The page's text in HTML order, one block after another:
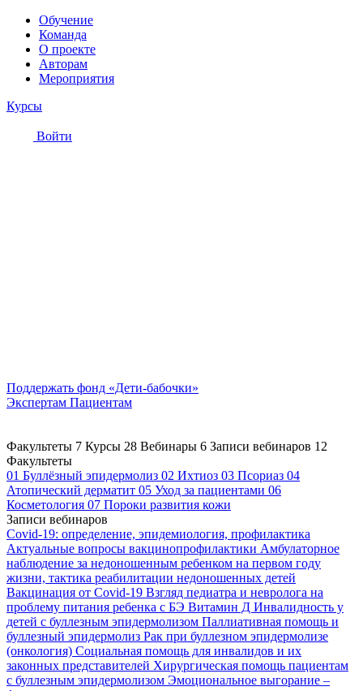
Обучение
Команда
О проекте
Авторам
Мероприятия
Курсы
Войти
Поддержать фонд «Дети-бабочки»
Экспертам Пациентам
Факультеты 7 Курсы 28 Вебинары 6 Записи вебинаров 12
Факультеты
01 Буллёзный эпидермолиз 02 Ихтиоз 03 Псориаз 04
Атопический дерматит 05 Уход за пациентами 06
Косметология 07 Пороки развития кожи
Записи вебинаров
Covid-19: определение, эпидемиология, профилактика
Актуальные вопросы вакцинопрофилактики Амбулаторное
наблюдение за недоношенным ребенком на первом году
жизни, тактика реабилитации недоношенных детей
Вакцинация от Covid-19 Взгляд педиатра и невролога на
проблему питания ребенка с БЭ Витамин Д Инвалидность у
детей с буллезным эпидермолизом Паллиативная помощь и
буллезный эпидермолиз Рак при буллезном эпидермолизе
(онкология) Социальная помощь для инвалидов и их
законных представителей Хирургическая помощь пациентам
с буллезным эпидермолизом Эмоциональное выгорание –